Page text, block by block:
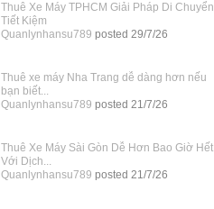
Thuê Xe Máy TPHCM Giải Pháp Di Chuyển
Tiết Kiệm
Quanlynhansu789 posted 29/7/26
Thuê xe máy Nha Trang dễ dàng hơn nếu
bạn biết...
Quanlynhansu789 posted 21/7/26
Thuê Xe Máy Sài Gòn Dễ Hơn Bao Giờ Hết
Với Dịch...
Quanlynhansu789 posted 21/7/26